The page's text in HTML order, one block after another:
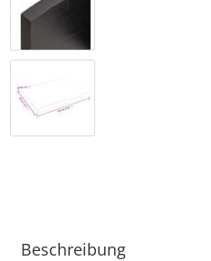
Beschreibung